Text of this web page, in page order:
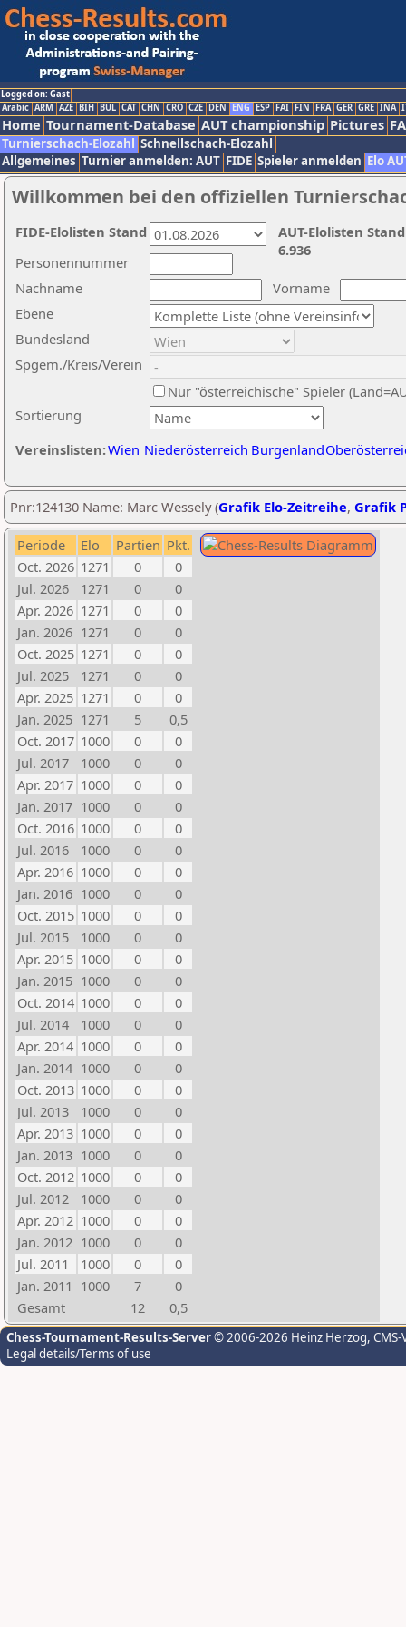
Logged on: Gast
Arabic ARM AZE BIH BUL CAT CHN CRO CZE DEN ENG ESP FAI FIN FRA GER GRE INA
Home Tournament-Database AUT championship Pictures
Turnierschach-Elozahl Schnellschach-Elozahl
Allgemeines Turnier anmelden: AUT FIDE Spieler anmelden Elo
Willkommen bei den offiziellen
Nachname
Vorname
Ebene
Sortierung
Personennummer
Bundesland
Spgem./Kreis/Verein
Nur "österreichische" Spieler
Vereinslisten:Wien Niederösterreich Burgenland
AUT-Elolisten
6.936
FIDE-Elolisten Stand
Pnr:124130 Name: Marc Wessely (Grafik Elo-Zeitreihe, Grafik
Periode Elo Partien Pkt.
Oct. 2026 1271 0
0
Jul. 2026
1271 0
0
Apr. 2026 1271 0
0
Jan. 2026 1271 0
0
Oct. 2025 1271 0
0
Jul. 2025
1271 0
0
Apr. 2025 1271 0
0
Jan. 2025 1271 5
0,5
Oct. 2017 1000 0
0
Jul. 2017
1000 0
0
Apr. 2017 1000 0
0
Jan. 2017 1000 0
0
Oct. 2016 1000 0
0
Jul. 2016
1000 0
0
Apr. 2016 1000 0
0
Jan. 2016 1000 0
0
Oct. 2015 1000 0
0
Jul. 2015
1000 0
0
Apr. 2015 1000 0
0
Jan. 2015 1000 0
0
Oct. 2014 1000 0
0
Jul. 2014
1000 0
0
Apr. 2014 1000 0
0
Jan. 2014 1000 0
0
Oct. 2013 1000 0
0
Jul. 2013
1000 0
0
Apr. 2013 1000 0
0
Jan. 2013 1000 0
0
Oct. 2012 1000 0
0
Jul. 2012
1000 0
0
Apr. 2012 1000 0
0
Jan. 2012 1000 0
0
Jul. 2011
1000 0
0
Jan. 2011 1000 7
0
Gesamt
12 0,5
Chess-Tournament-Results-Server© 2006-2026 Heinz Herzog,
Legal details/Terms of use